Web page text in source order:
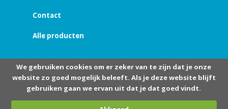
Contact
Alle producten
We gebruiken cookies om er zeker van te zijn dat je onze
website zo goed mogelijk beleeft. Als je deze website blijft
gebruiken gaan we ervan uit dat je dat goed vindt.